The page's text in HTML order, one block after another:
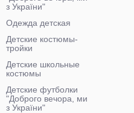
з України"
Одежда детская
Детские костюмы-
тройки
Детские школьные
костюмы
Детские футболки
"Доброго вечора, ми
з України"